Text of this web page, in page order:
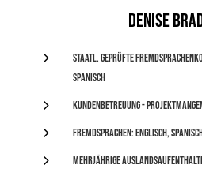
Denise
5
Staatl. geprüfte
Spanisch
5 Kundenbetreuung -
5 Fremdsprachen: Englisch,
5 mehrjährige Auslandsaufenthalte